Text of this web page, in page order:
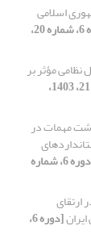
اسلامی
[دوره 6، شماره 20،
نظامی مؤثر بر
[دوره 6، شماره 21، 1403،
مهمات در
[دوره 6، شماره
ارتقای
[دوره 6،